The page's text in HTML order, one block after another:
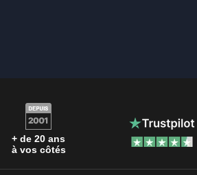
+ de 20 ans
à vos côtés